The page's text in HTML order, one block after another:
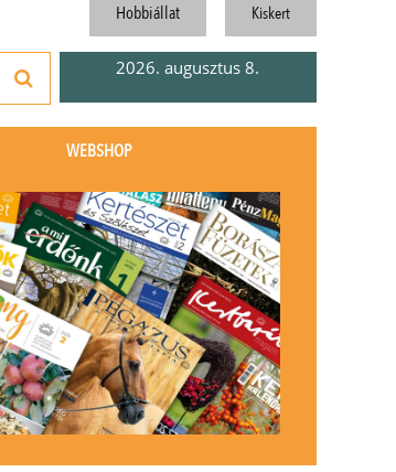
Hobbiállat Kiskert
2026. augusztus 8.
WEBSHOP